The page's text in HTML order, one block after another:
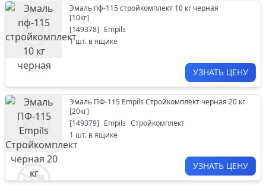
Эмаль пф-115 стройкомплект 10 кг черная
[10кг]
[149378] Empils
1шт. в ящике
УЗНАТЬ ЦЕНУ
Эмаль ПФ-115 Empils Стройкомплект черная 20 кг
[20кг]
[149379] Empils Стройкомплект
1 шт. в ящике
УЗНАТЬ ЦЕНУ